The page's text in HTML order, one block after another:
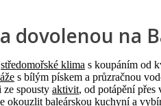
dovolenou na
středomořské klima s koupáním od
s bílým pískem a průzračnou
ze spousty aktivit, od potápění přes
okouzlit baleárskou kuchynía